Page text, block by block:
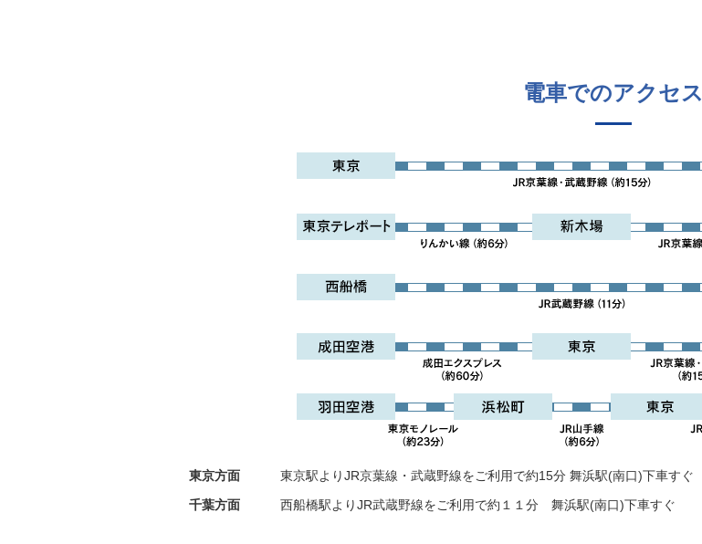
電車でのアクセス
東京方面
東京駅よりJR京葉線・武蔵野線をご利用で約15分 舞浜駅(南口)下車すぐ
千葉方面
西船橋駅よりJR武蔵野線をご利用で約１１分 舞浜駅(南口)下車すぐ